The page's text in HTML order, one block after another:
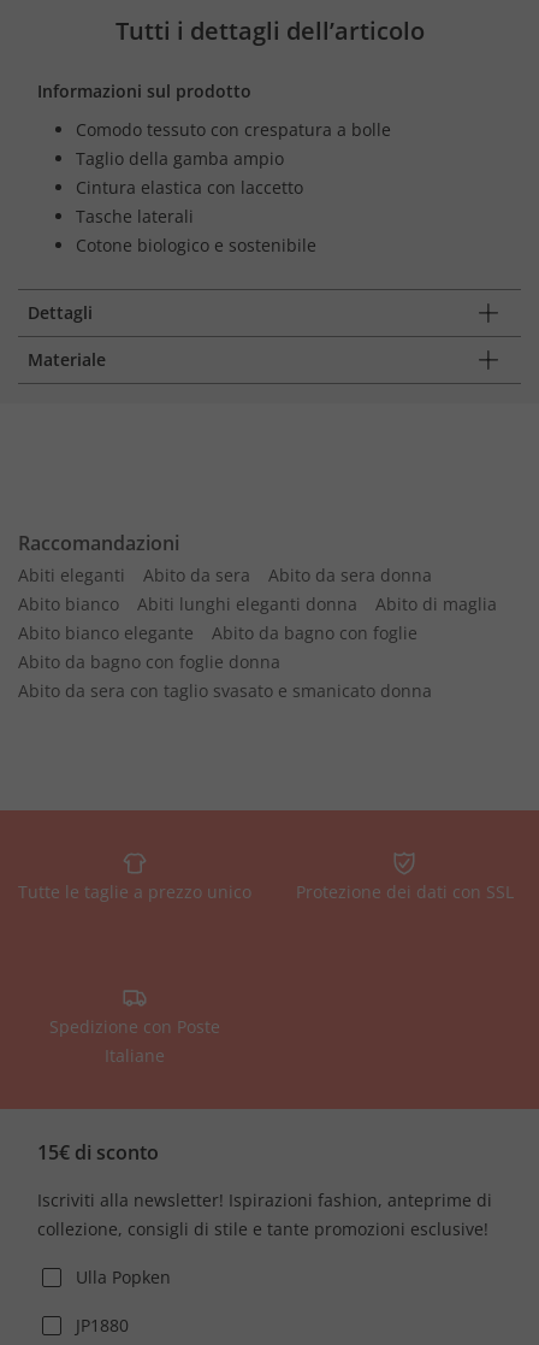
Tutti i dettagli dell’articolo
Informazioni sul prodotto
Comodo tessuto con crespatura a bolle
Taglio della gamba ampio
Cintura elastica con laccetto
Tasche laterali
Cotone biologico e sostenibile
Dettagli
Materiale
Raccomandazioni
Abiti eleganti Abito da sera
Abito da sera donna
Abito bianco
Abiti lunghi eleganti donna
Abito di maglia
Abito bianco elegante
Abito da bagno con foglie
Abito da bagno con foglie donna
Abito da sera con taglio svasato e smanicato donna
Tutte le taglie a prezzo unico Protezione dei dati con SSL
Spedizione con Poste
Italiane
15€ di sconto
Iscriviti alla newsletter! Ispirazioni fashion, anteprime di
collezione, consigli di stile e tante promozioni esclusive!
Ulla Popken
JP1880